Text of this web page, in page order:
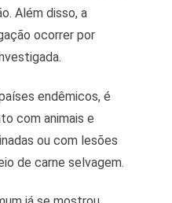
Além disso, a
ocorrer por
endêmicos, é
com animais e
ou com lesões
de carne selvagem.